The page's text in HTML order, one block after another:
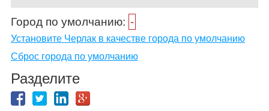
Город по умолчанию: -
Установите Черлак в качестве города по умолчанию
Сброс города по умолчанию
Разделите